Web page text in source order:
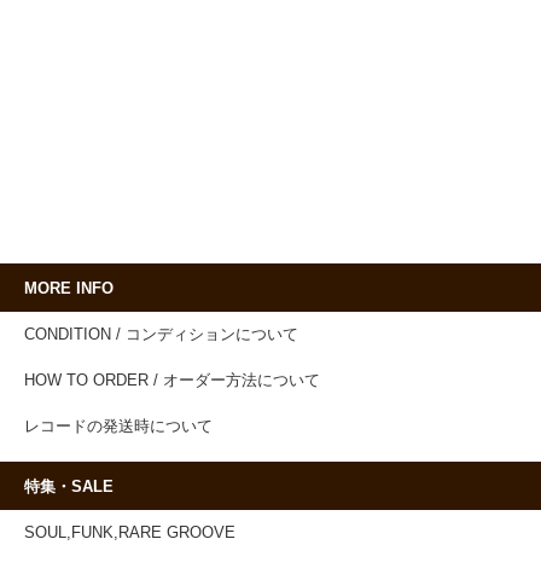
MORE INFO
CONDITION / コンディションについて
HOW TO ORDER / オーダー方法について
レコードの発送時について
特集・SALE
SOUL,FUNK,RARE GROOVE